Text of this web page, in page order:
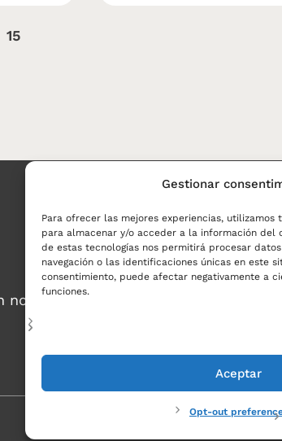
Gestionar
Para ofrecer las mejores experiencias, utilizamos
para almacenar y/o acceder a la información del
de estas tecnologías nos permitirá procesar
navegación o las identificaciones únicas en este
consentimiento, puede afectar negativamente a
funciones.
Aceptar
Opt-out
15
nosotros
Contacto
¿Quieres llamarnos?
+56 9 8889 9427